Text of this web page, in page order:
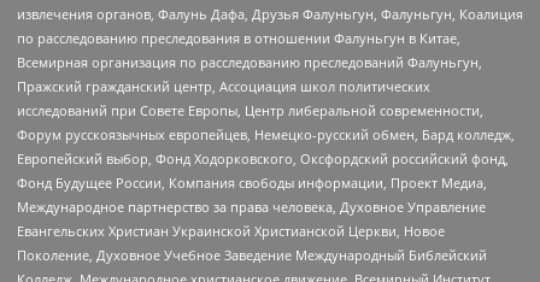
извлечения органов, Фалунь Дафа, Друзья Фалуньгун, Фалуньгун, Коалиция
по расследованию преследования в отношении Фалуньгун в Китае,
Всемирная организация по расследованию преследований Фалуньгун,
Пражский гражданский центр, Ассоциация школ политических
исследований при Совете Европы, Центр либеральной современности,
Форум русскоязычных европейцев, Немецко-русский обмен, Бард колледж,
Европейский выбор, Фонд Ходорковского, Оксфордский российский фонд,
Фонд Будущее России, Компания свободы информации, Проект Медиа,
Международное партнерство за права человека, Духовное Управление
Евангельских Христиан Украинской Христианской Церкви, Новое
Поколение, Духовное Учебное Заведение Международный Библейский
Колледж, Международное христианское движение, Всемирный Институт